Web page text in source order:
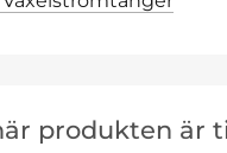
produkten är